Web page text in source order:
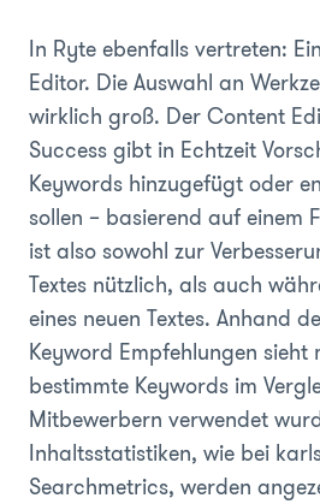
In Ryte ebenfalls vertreten:
Editor. Die Auswahl an
wirklich groß. Der Content
Success gibt in Echtzeit
Keywords hinzugefügt oder
sollen – basierend auf einem
ist also sowohl zur
Textes nützlich, als auch
eines neuen Textes. Anhand
Keyword Empfehlungen sieht
bestimmte Keywords im
Mitbewerbern verwendet
Inhaltsstatistiken, wie bei
Searchmetrics, werden